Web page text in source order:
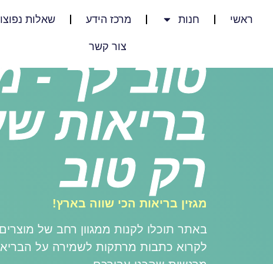
ראשי חנות מרכז הידע שאלות
צור קשר
טוב לך -
בריאות
רק טוב
מגזין בריאות הכי שווה בארץ!
באתר תוכלו לקנות ממגוון רחב של
לקרוא כתבות מרתקות לשמירה על